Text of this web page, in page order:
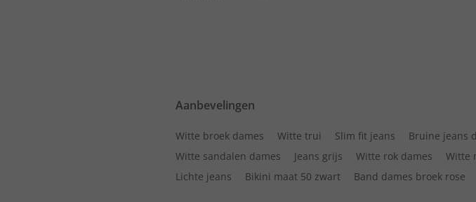
Aanbevelingen
Witte broek dames Witte trui Slim fit jeans Bruine jeans
Witte sandalen dames
Jeans grijs Witte rok dames Witte
Lichte jeans
Bikini maat 50 zwart Band dames broek rose